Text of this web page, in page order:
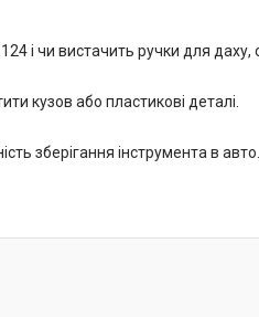
і чи вистачить ручки для даху,
кузов або пластикові деталі.
зберігання інструмента в авто.